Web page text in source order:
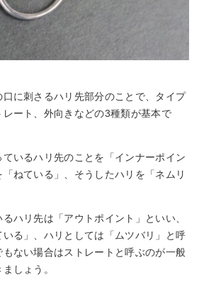
に刺さるハリ先部分のことで、タイプ
ート、外向きなどの3種類が基本で
いるハリ先のことを「インナーポイン
「ねている」、そうしたハリを「ネムリ
ハリ先は「アウトポイント」といい、
る」、ハリとしては「ムツバリ」と呼
ない場合はストレートと呼ぶのが一般
しょう。